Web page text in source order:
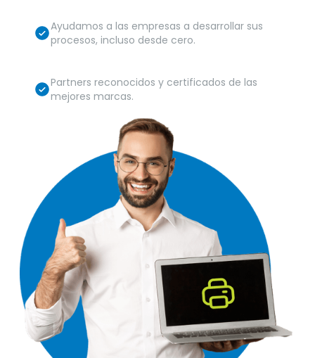
Ayudamos a las empresas a desarrollar sus
procesos, incluso desde cero.
Partners reconocidos y certificados de las
mejores marcas.